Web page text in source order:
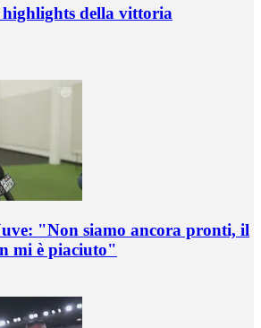
della vittoria
"Non siamo ancora pronti, il
mi è piaciuto"